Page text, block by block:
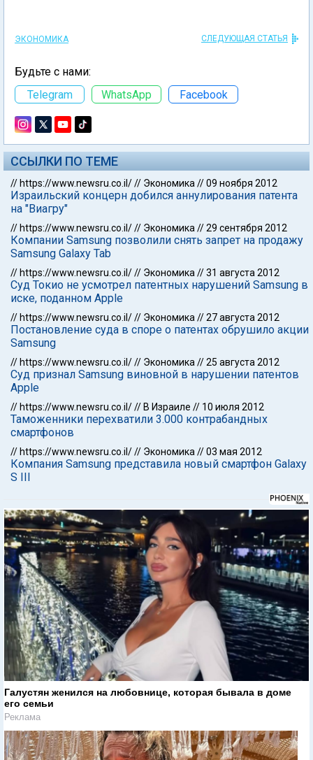
ЭКОНОМИКА СЛЕДУЮЩАЯ СТАТЬЯ
Будьте с нами:
Telegram
WhatsApp Facebook
ССЫЛКИ ПО ТЕМЕ
// https://www.newsru.co.il/// Экономика //09 ноября 2012
Израильский концерн добился аннулирования патента
на "Виагру"
// https://www.newsru.co.il/// Экономика //29 сентября 2012
Компании Samsung позволили снять запрет на продажу
Samsung Galaxy Tab
// https://www.newsru.co.il/// Экономика //31 августа 2012
Суд Токио не усмотрел патентных нарушений Samsung в
иске, поданном Apple
// https://www.newsru.co.il/// Экономика //27 августа 2012
Постановление суда в споре о патентах обрушило акции
Samsung
// https://www.newsru.co.il/// Экономика //25 августа 2012
Суд признал Samsung виновной в нарушении патентов
Apple
// https://www.newsru.co.il/// В Израиле // 10 июля 2012
Таможенники перехватили 3.000 контрабандных
смартфонов
// https://www.newsru.co.il/// Экономика //03 мая 2012
Компания Samsung представила новый смартфон Galaxy
S III
Галустян женился на любовнице, которая бывала в доме
его семьи
Реклама